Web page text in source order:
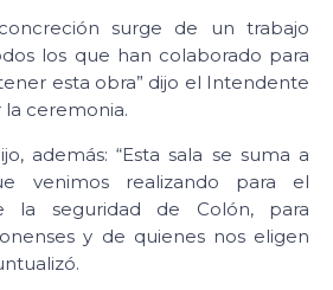
surge de un trabajo
los que han colaborado para
esta obra” dijo el Intendente
la ceremonia.
además: “Esta sala se suma a
venimos realizando para el
la seguridad de Colón, para
y de quienes nos eligen